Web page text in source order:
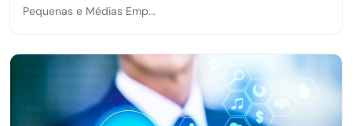
Pequenas e Médias Emp...